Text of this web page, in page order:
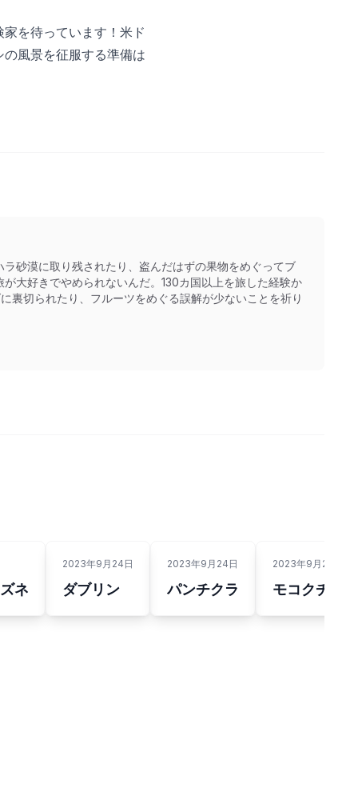
を待っています！米ド
風景を征服する準備は
砂漠に取り残されたり、盗んだはずの果物をめぐってブ
大好きでやめられないんだ。130カ国以上を旅した経験か
裏切られたり、フルーツをめぐる誤解が少ないことを祈り
ネ
2023年9月24日
ダブリン
2023年9月24日
パンチクラ
2023年9月24日
モコクチュ